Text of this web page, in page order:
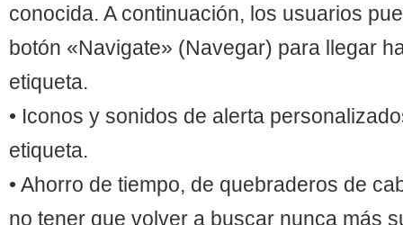
conocida. A continuación, los usuarios
botón «Navigate» (Navegar) para llegar
etiqueta.
• Iconos y sonidos de alerta
etiqueta.
• Ahorro de tiempo, de quebraderos de
no tener que volver a buscar nunca más